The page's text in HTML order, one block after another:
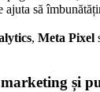
ajuta să
, Meta Pixel
și